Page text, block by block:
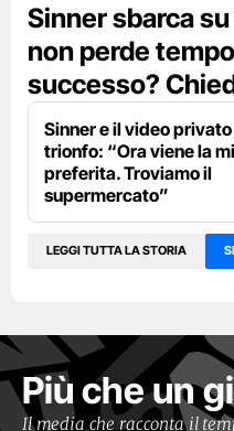
Sinner sbarca
non perde
successo?
Sinner e il video
trionfo: “Ora viene la
preferita. Troviamo il
supermercato”
LEGGI TUTTA LA STORIA
Più che un
Il media che racconta il